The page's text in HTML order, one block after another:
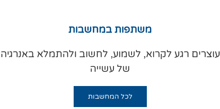
משתפות במחשבות
עוצרים רגע לקרוא, לשמוע, לחשוב ולהתמלא באנרגיה
של עשייה
לכל המחשבות